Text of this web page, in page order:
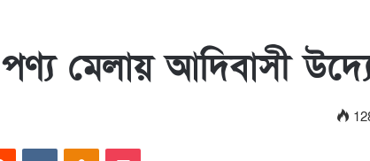
মেলায় আদিবাসী